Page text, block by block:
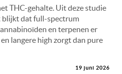
THC-gehalte. Uit deze studie
blijkt dat full-spectrum
en terpenen er
langere high zorgt dan pure
19 juni 2026